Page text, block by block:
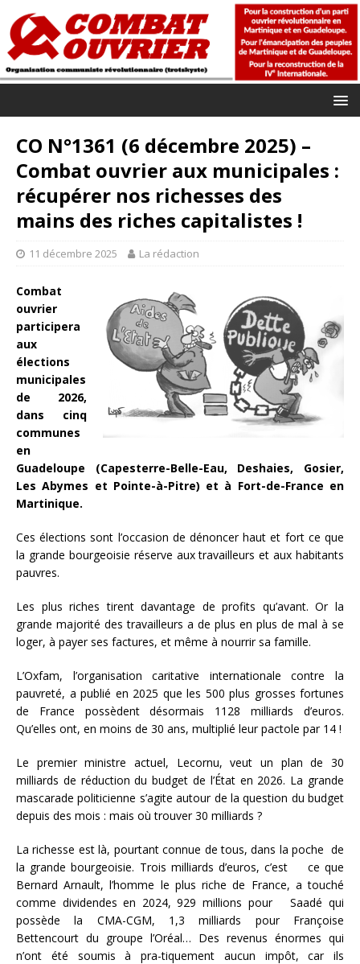
CO N°1361 (6 décembre 2025) –
Combat ouvrier aux municipales :
récupérer nos richesses des
mains des riches capitalistes !
11 décembre 2025 La rédaction
Combat
ouvrier
participera
aux
élections
municipales
de 2026,
dans cinq
communes
en
Guadeloupe (Capesterre-Belle-Eau, Deshaies, Gosier,
Les Abymes et Pointe-à-Pitre) et à Fort-de-France en
Martinique.
Ces élections sont l’occasion de dénoncer haut et fort ce que
la grande bourgeoisie réserve aux travailleurs et aux habitants
pauvres.
Les plus riches tirent davantage de profits qu’avant. Or la
grande majorité des travailleurs a de plus en plus de mal à se
loger, à payer ses factures, et même à nourrir sa famille.
L’Oxfam, l’organisation caritative internationale contre la
pauvreté, a publié en 2025 que les 500 plus grosses fortunes
de France possèdent désormais 1128 milliards d’euros.
Qu’elles ont, en moins de 30 ans, multiplié leur pactole par 14 !
Le premier ministre actuel, Lecornu, veut un plan de 30
milliards de réduction du budget de l’État en 2026. La grande
mascarade politicienne s’agite autour de la question du budget
depuis des mois : mais où trouver 30 milliards ?
La richesse est là, pourtant connue de tous, dans la poche de
la grande bourgeoisie. Trois milliards d’euros, c’est ce que
Bernard Arnault, l’homme le plus riche de France, a touché
comme dividendes en 2024, 929 millions pour Saadé qui
possède la CMA-CGM, 1,3 milliards pour Françoise
Bettencourt du groupe l’Oréal… Des revenus énormes qui
n’ont été soumis à pra-tiquement aucun impôt, car ils